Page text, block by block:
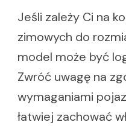
Jeśli zależy Ci na
zimowych do
model może być
Zwróć uwagę na
wymaganiami
łatwiej zachować